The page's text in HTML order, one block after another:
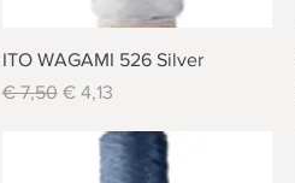
Schnellansicht
ITO WAGAMI 526 Silver
Standardpreis
€ 7,50 Sale-Preis
€ 4,13